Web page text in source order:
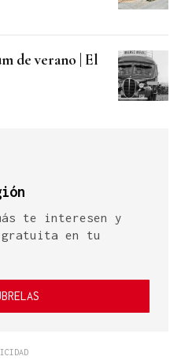
de verano | El
te interesen y
gratuita en tu